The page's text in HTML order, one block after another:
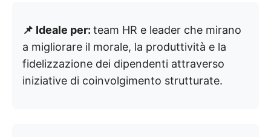
📌 Ideale per: team HR e leader che mirano
a migliorare il morale, la produttività e la
fidelizzazione dei dipendenti attraverso
iniziative di coinvolgimento strutturate.